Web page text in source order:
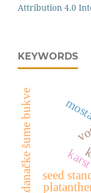
Attribution 4.0
KEYWORDS
seed
izdanačke šume bukve